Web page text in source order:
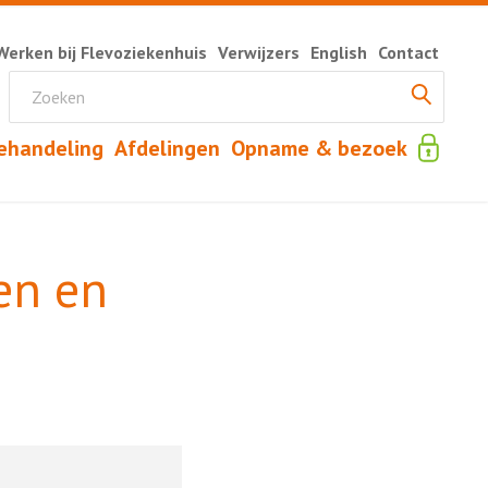
Afdelingen Opname & bezoek
bij Flevoziekenhuis Verwijzers English Contact
en